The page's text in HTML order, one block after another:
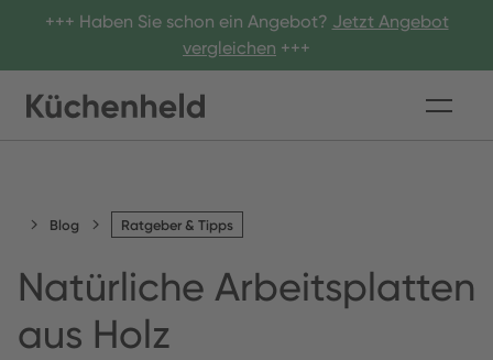
+++ Haben Sie schon ein Angebot? Jetzt Angebot
vergleichen +++
Blog Ratgeber & Tipps
Natürliche Arbeitsplatten
aus Holz